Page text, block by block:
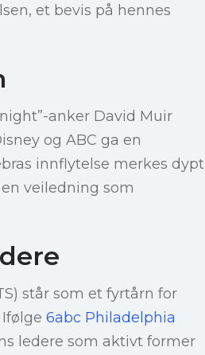
et bevis på hennes
anker David Muir
og ABC ga en
innflytelse merkes dypt
veiledning som
står som et fyrtårn for
6abc Philadelphia
ledere som aktivt former